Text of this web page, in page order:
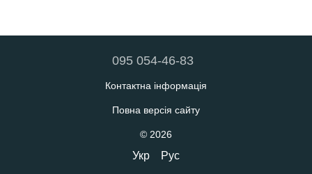
095 054-46-83
Контактна інформація
Повна версія сайту
© 2026
Укр Рус